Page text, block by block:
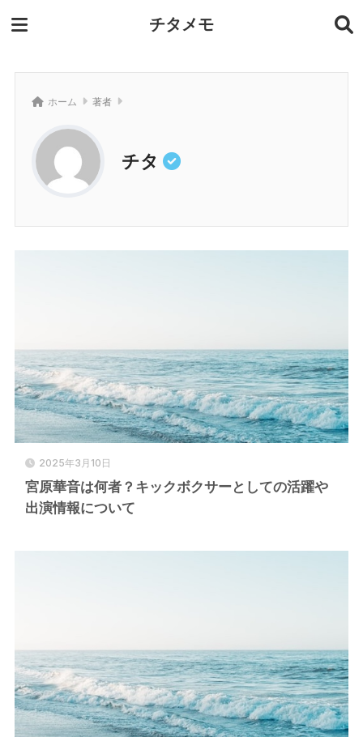
チタメモ
ホーム 著者
チタ
2025年3月10日
宮原華音は何者？キックボクサーとしての活躍や
出演情報について